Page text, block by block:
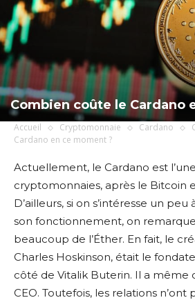
Combien coûte le Cardano
Accueil Cryptomonnaie Cardano
Cardano en ce moment ?
Actuellement, le Cardano est
cryptomonnaies, après le Bitcoin
D’ailleurs, si on s’intéresse un
son fonctionnement, on
beaucoup de l’Éther. En fait, le
Charles Hoskinson, était le
côté de Vitalik Buterin. Il a même
CEO. Toutefois, les relations n’ont